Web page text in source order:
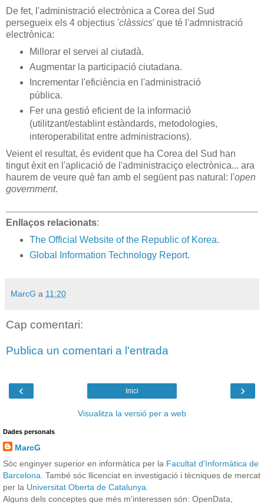
De fet, l'administració electrònica a Corea del Sud
persegueix els 4 objectius 'clàssics' que té l'admnistració
electrònica:
Millorar el servei al ciutadà.
Augmentar la participació ciutadana.
Incrementar l'eficiència en l'administració
pública.
Fer una gestió eficient de la informació
(utilitzant/establint estàndards, metodologies,
interoperabilitat entre administracions).
Veient el resultat, és evident que ha Corea del Sud han
tingut èxit en l'aplicació de l'administraciço electrònica... ara
haurem de veure què fan amb el següent pas natural: l'open
government.
Enllaços relacionats:
The Official Website of the Republic of Korea.
Global Information Technology Report.
MarcG a 11:20
Cap comentari:
Publica un comentari a l'entrada
‹ ›
Inici
Visualitza la versió per a web
Dades personals
MarcG
Sóc enginyer superior en informàtica per la Facultat d'Informàtica de
Barcelona. També sóc llicenciat en investigació i tècniques de mercat
per la Universitat Oberta de Catalunya.
Alguns dels conceptes que més m'interessen són: OpenData,